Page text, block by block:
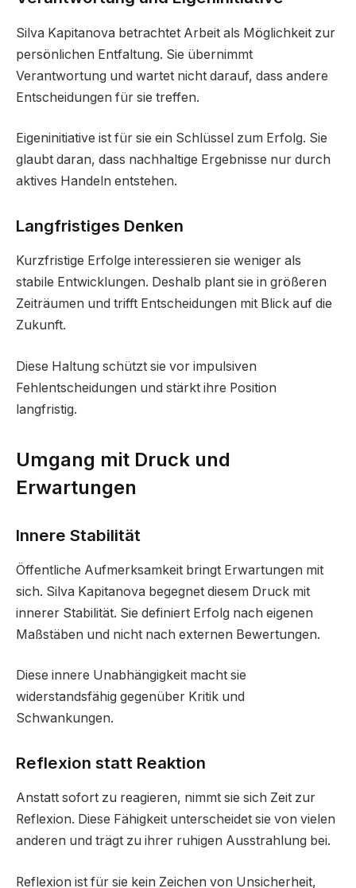
Silva Kapitanova betrachtet Arbeit als Möglichkeit zur
persönlichen Entfaltung. Sie übernimmt
Verantwortung und wartet nicht darauf, dass andere
Entscheidungen für sie treffen.
Eigeninitiative ist für sie ein Schlüssel zum Erfolg. Sie
glaubt daran, dass nachhaltige Ergebnisse nur durch
aktives Handeln entstehen.
Langfristiges Denken
Kurzfristige Erfolge interessieren sie weniger als
stabile Entwicklungen. Deshalb plant sie in größeren
Zeiträumen und trifft Entscheidungen mit Blick auf die
Zukunft.
Diese Haltung schützt sie vor impulsiven
Fehlentscheidungen und stärkt ihre Position
langfristig.
Umgang mit Druck und
Erwartungen
Innere Stabilität
Öffentliche Aufmerksamkeit bringt Erwartungen mit
sich. Silva Kapitanova begegnet diesem Druck mit
innerer Stabilität. Sie definiert Erfolg nach eigenen
Maßstäben und nicht nach externen Bewertungen.
Diese innere Unabhängigkeit macht sie
widerstandsfähig gegenüber Kritik und
Schwankungen.
Reflexion statt Reaktion
Anstatt sofort zu reagieren, nimmt sie sich Zeit zur
Reflexion. Diese Fähigkeit unterscheidet sie von vielen
anderen und trägt zu ihrer ruhigen Ausstrahlung bei.
Reflexion ist für sie kein Zeichen von Unsicherheit,